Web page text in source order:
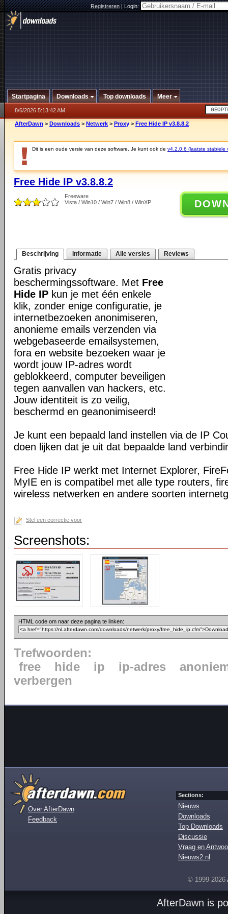
Registreren|Login:
Startpagina Downloads Top downloads Meer
8/6/2026 5:13:42 AM
AfterDawn > Downloads > Netwerk > Proxy > Free Hide IP v3.8.8.2
Dit is een oude versie van deze software. Je kunt ook de v4.2.0.6 (laatste stabiele
Free Hide IP v3.8.8.2
Freeware
Vista / Win10 / Win7 / Win8 / WinXP
Beschrijving Informatie Alle versies Reviews
Gratis privacy
beschermingssoftware. Met Free
Hide IP kun je met één enkele
klik, zonder enige configuratie, je
internetbezoeken anonimiseren,
anonieme emails verzenden via
webgebaseerde emailsystemen,
fora en website bezoeken waar je
wordt jouw IP-adres wordt
geblokkeerd, computer beveiligen
tegen aanvallen van hackers, etc.
Jouw identiteit is zo veilig,
beschermd en geanonimiseerd!
Je kunt een bepaald land instellen via de IP
doen lijken dat je uit dat bepaalde land
Free Hide IP werkt met Internet Explorer,
MyIE en is compatibel met alle type routers,
wireless netwerken en andere soorten
Stel een correctie voor
Screenshots:
HTML code om naar deze pagina te linken:
Trefwoorden:
free
hide ip ip-adres
verbergen
Over AfterDawn
Feedback
Sections:
Nieuws
Downloads
Top Downloads
Discussie
Vraag en
Nieuws2.nl
© 1999-2026
AfterDawn is